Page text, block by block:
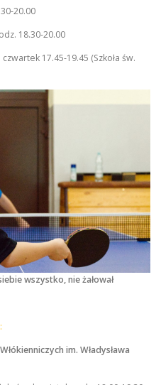
20.00
18.30-20.00
17.45-19.45 (Szkoła św.
wszystko, nie żałował
:
im. Władysława